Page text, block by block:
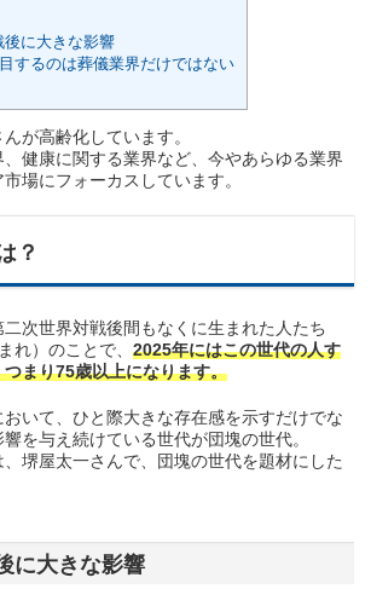
後に大きな影響
するのは葬儀業界だけではない
が高齢化しています。
健康に関する業界など、今やあらゆる業界
場にフォーカスしています。
？
次世界対戦後間もなくに生まれた人たち
れ）のことで、2025年にはこの世代の人す
まり75歳以上になります。
いて、ひと際大きな存在感を示すだけでな
を与え続けている世代が団塊の世代。
堺屋太一さんで、団塊の世代を題材にした
に大きな影響